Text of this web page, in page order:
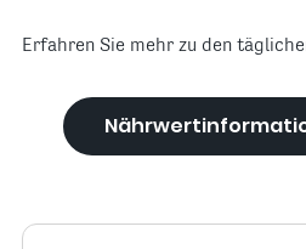
Erfahren Sie mehr zu den